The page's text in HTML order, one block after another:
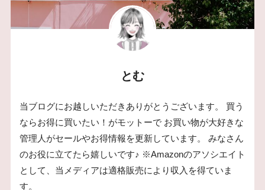
とむ
当ブログにお越しいただきありがとうございます。 買う
ならお得に買いたい！がモットーで お買い物が大好きな
管理人がセールやお得情報を更新しています。 みなさん
のお役に立てたら嬉しいです♪ ※Amazonのアソシエイト
として、当メディアは適格販売により収入を得ていま
す。